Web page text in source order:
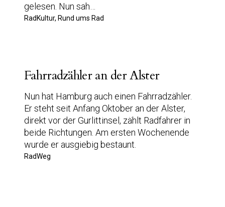
gelesen. Nun sah…
RadKultur, Rund ums Rad
Fahrradzähler an der Alster
Nun hat Hamburg auch einen Fahrradzähler.
Er steht seit Anfang Oktober an der Alster,
direkt vor der Gurlittinsel, zählt Radfahrer in
beide Richtungen. Am ersten Wochenende
wurde er ausgiebig bestaunt.
RadWeg